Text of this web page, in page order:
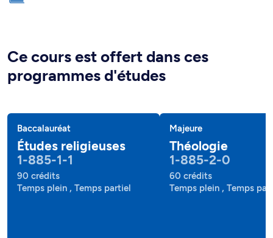
Ce cours est offert dans ces
programmes d'études
Baccalauréat
Études religieuses
1-885-1-1
90 crédits
Temps plein , Temps partiel
Majeure
Théologie
1-885-2-0
60 crédits
Temps plein , Temps